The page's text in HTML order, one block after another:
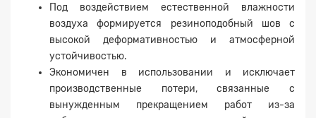
Под воздействием естественной влажности
воздуха формируется резиноподобный шов с
высокой деформативностью и атмосферной
устойчивостью.
Экономичен в использовании и исключает
производственные потери, связанные с
вынужденным прекращением работ из-за